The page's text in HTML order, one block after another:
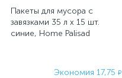
Пакеты для мусора с
завязками 35 л x 15 шт.
синие, Home Palisad
Экономия 17,75 ₽